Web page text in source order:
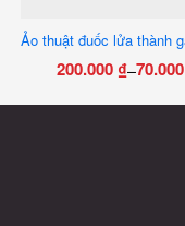
70.000
–
200.000 ₫Khoảng
giá: